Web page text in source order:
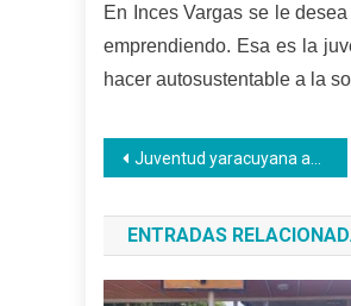
En Inces Vargas se le
emprendiendo. Esa es la
hacer autosustentable a la
Navegación
de
entradas
Juventud yaracuyana apuesta a la educación Inces y el trabajo liberador
ENTRADAS